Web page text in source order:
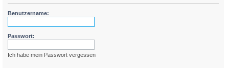
Benutzername:
Passwort:
Ich habe mein Passwort vergessen